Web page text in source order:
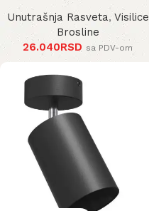
Unutrašnja Rasveta,Visilice
Brosline
26.040RSD sa PDV-om